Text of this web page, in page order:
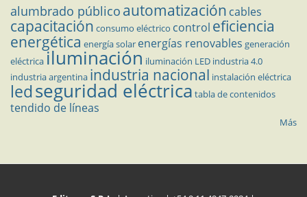
alumbrado público automatización cables
capacitación consumo eléctrico control eficiencia
energética energía solar energías renovables generación
eléctricailuminación iluminación LED industria 4.0
industria argentina industria nacional instalación eléctrica
ledseguridad eléctrica tabla de contenidos
tendido de líneas
Más